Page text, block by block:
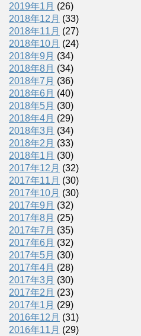
2019年1月 (26)
2018年12月 (33)
2018年11月 (27)
2018年10月 (24)
2018年9月 (34)
2018年8月 (34)
2018年7月 (36)
2018年6月 (40)
2018年5月 (30)
2018年4月 (29)
2018年3月 (34)
2018年2月 (33)
2018年1月 (30)
2017年12月 (32)
2017年11月 (30)
2017年10月 (30)
2017年9月 (32)
2017年8月 (25)
2017年7月 (35)
2017年6月 (32)
2017年5月 (30)
2017年4月 (28)
2017年3月 (30)
2017年2月 (23)
2017年1月 (29)
2016年12月 (31)
2016年11月 (29)